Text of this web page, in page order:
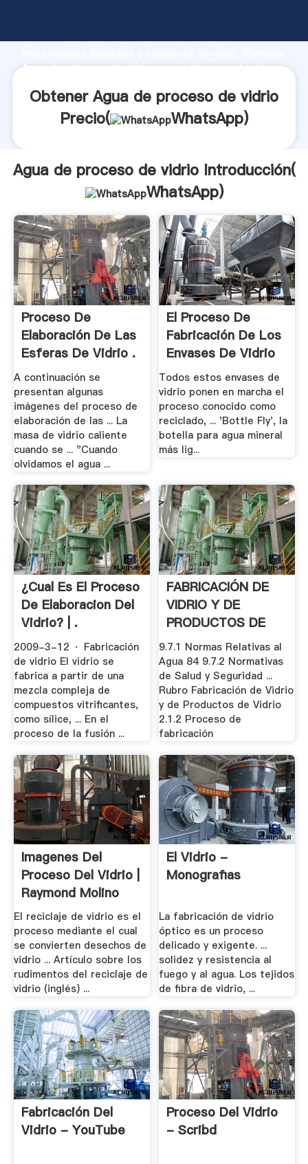
fuerte capacidad de producción, fuerza de
Agua de proceso de vidrio proveedor crea el valor y
Obtener Agua de proceso de vidrio
Precio(
WhatsApp)
Agua de proceso de vidrio Introducción(
WhatsApp)
Proceso De
Elaboración De Las
Esferas De Vidrio .
A continuación se
presentan algunas
imágenes del proceso de
elaboración de las ... La
masa de vidrio caliente
cuando se ... "Cuando
olvidamos el agua ...
El Proceso De
Fabricación De Los
Envases De Vidrio
Todos estos envases de
vidrio ponen en marcha el
proceso conocido como
reciclado, ... 'Bottle Fly', la
botella para agua mineral
más lig...
¿cual Es El Proceso
De Elaboracion Del
Vidrio? | .
2009-3-12 · Fabricación
de vidrio El vidrio se
fabrica a partir de una
mezcla compleja de
compuestos vitrificantes,
como sílice, ... En el
proceso de la fusión ...
FABRICACIÓN DE
VIDRIO Y DE
PRODUCTOS DE
VIDRIO
9.7.1 Normas Relativas al
Agua 84 9.7.2 Normativas
de Salud y Seguridad ...
Rubro Fabricación de Vidrio
y de Productos de Vidrio
2.1.2 Proceso de
fabricación
Imagenes Del
Proceso Del Vidrio |
Raymond Molino
El reciclaje de vidrio es el
proceso mediante el cual
se convierten desechos de
vidrio ... Artículo sobre los
rudimentos del reciclaje de
vidrio (inglés) ...
El Vidrio -
Monografias
La fabricación de vidrio
óptico es un proceso
delicado y exigente. ...
solidez y resistencia al
fuego y al agua. Los tejidos
de fibra de vidrio, ...
Fabricación Del
Vidrio - YouTube
Proceso Del Vidrio
- Scribd